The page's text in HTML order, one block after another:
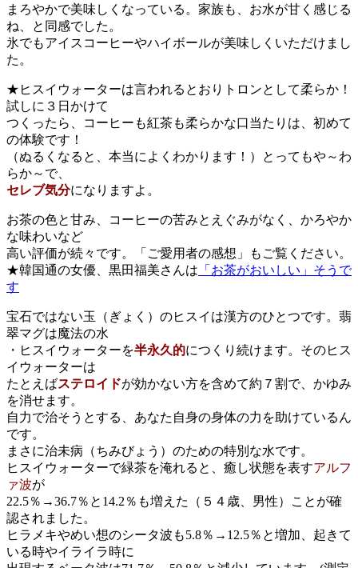
まろやかで美味しくなっている。家族も、お水が甘く感じる
ね、と同感でした。
氷でもアイスコーヒーやハイボールが美味しくいただけまし
た。
★ヒスイウォーターは言われるとおりトロンとして柔らか！
試しに３日かけて
つくったら、コーヒーも紅茶も柔らかな口当たりは、初めて
の体験です！
（ぬるくなると、本当によくわかります！）とってもや～わ
らか～で、
セレブ気分になりますよ。
お茶の色と甘み、コーヒーの苦みとえぐみがなく、かろやか
な味わいなど
高い評価が続々です。「ご愛用者の感想」もご覧ください。
★韓国通の女優、黒田福美さんは 「お茶がおいしい」そうで
す
宝石ではない玉（ぎょく）のヒスイは漢方のひとつです。翡
翠マグは魔法の水
・ヒスイウォーターを半永久的につくり続けます。そのヒス
イウォーターは
たとえばステロイドが効かない方を含めて約７割で、かゆみ
を消せます。
自力で治そうとする、あなた自身の身体の力を助けているん
です。
まさに治未病（ちみびょう）のための特別な水です。
ヒスイウォーターで緑茶を淹れると、癒し状態を表すアルフ
ァ波が
22.5％→36.7％と14.2％も増えた（５４歳、男性）ことが確
認されました。
ヒラメキやめい想のシータ波も5.8％→12.5％と増加、起きて
いる時やイライラ時に